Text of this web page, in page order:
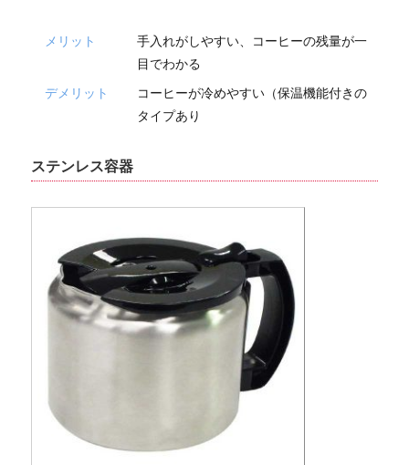
メリット
手入れがしやすい、コーヒーの残量が一
目でわかる
デメリット
コーヒーが冷めやすい（保温機能付きの
タイプあり
ステンレス容器